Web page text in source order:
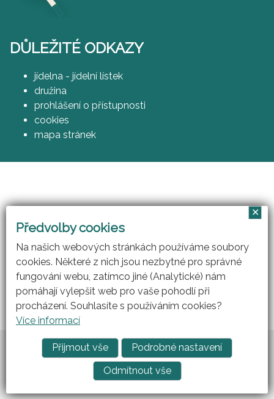
DŮLEŽITÉ ODKAZY
jídelna - jídelní lístek
družina
prohlášení o přístupnosti
cookies
mapa stránek
(CZ.1.07/1.3.00/51.0007)
Vytvořil
ARGON systems
Tvorba webových stránekRAZ DVA WEB
Prohlášení o přístupnosti|Cookies
Předvolby cookies
Na našich webových stránkách používáme soubory
cookies. Některé z nich jsou nezbytné pro správné
fungování webu, zatímco jiné (Analytické) nám
pomáhají vylepšit web pro vaše pohodlí při
procházení. Souhlasíte s používáním cookies?
Více informací
Přijmout vše
Podrobné nastavení
Odmítnout vše
✕